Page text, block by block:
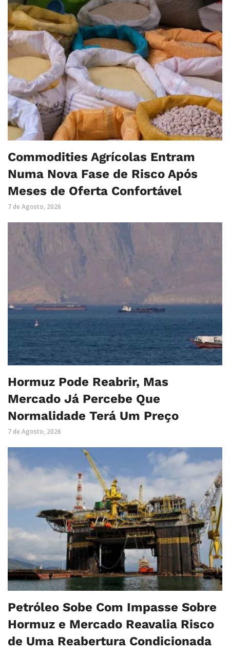
Commodities Agrícolas Entram
Numa Nova Fase de Risco Após
Meses de Oferta Confortável
7 de Agosto, 2026
Hormuz Pode Reabrir, Mas
Mercado Já Percebe Que
Normalidade Terá Um Preço
7 de Agosto, 2026
Petróleo Sobe Com Impasse Sobre
Hormuz e Mercado Reavalia Risco
de Uma Reabertura Condicionada